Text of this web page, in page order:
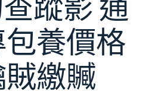
蹤影 通
養價格
繳贓